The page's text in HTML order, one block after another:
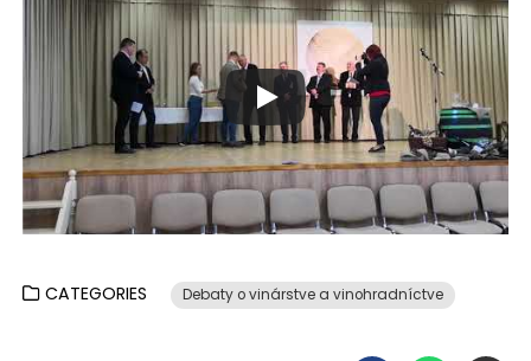
CATEGORIES Debaty o vinárstve a vinohradníctve